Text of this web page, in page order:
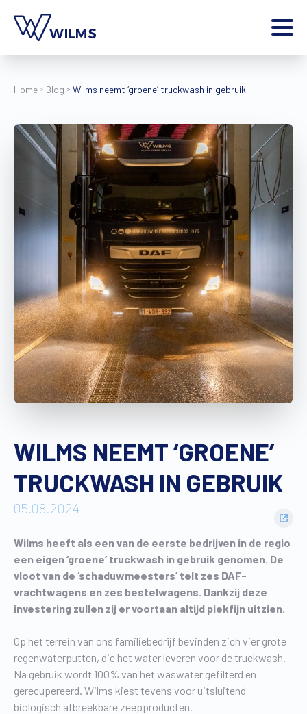
Vind een verdeler Offerte op maat
Gratis brochure
Producten
Inspiratie
Extra
Jobs
Wilms World
NL
Home Blog Wilms neemt ‘groene’ truckwash in gebruik
WILMS NEEMT ‘GROENE’
TRUCKWASH IN GEBRUIK
05.08.2024
Wilms heeft als een van de eerste bedrijven in de regio
een eigen ‘groene’ truckwash in gebruik genomen. De
vloot van de ‘schaduwmeesters’ telt zes DAF-
vrachtwagens en zes bestelwagens. Dankzij deze
investering zullen zij er voortaan altijd piekfijn uitzien.
Op het terrein van ons familiebedrijf bevinden zich vier grote
regenwaterputten, die het water leveren voor de truckwash.
Na gebruik wordt 100% van het waswater gefilterd en
gerecupereerd. Wilms kiest tevens voor uitsluitend
biologisch afbreekbare zeepproducten.